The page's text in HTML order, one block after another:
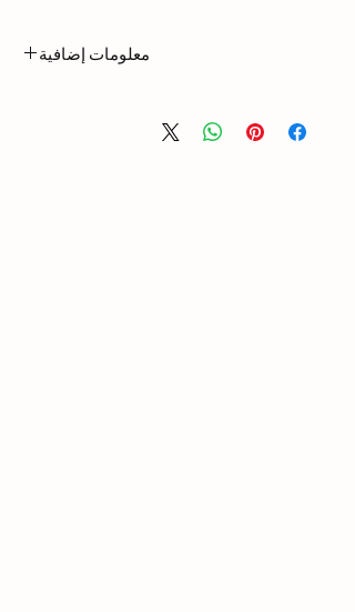
معلومات إضافية